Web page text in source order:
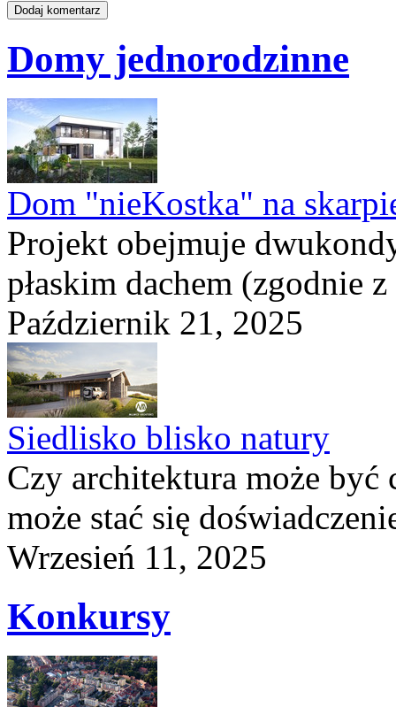
Domy jednorodzinne
Dom "nieKostka" na
Projekt obejmuje
płaskim dachem (zgodnie
Październik 21, 2025
Siedlisko blisko natury
Czy architektura może
może stać się
Wrzesień 11, 2025
Konkursy